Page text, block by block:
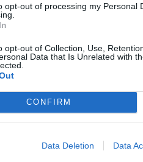
opt-out of processing my Personal
opt-out of Collection, Use,
Data that Is Unrelated with
CONFIRM
Data Deletion Data
ΔΙΑΦΗΜΙΣΗ